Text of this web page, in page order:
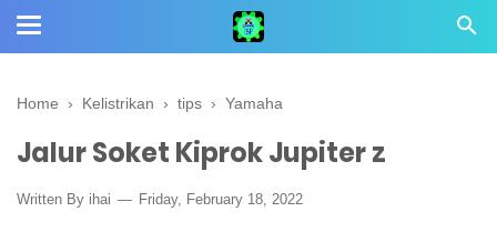
Home › Kelistrikan › tips › Yamaha
Jalur Soket Kiprok Jupiter z
Written By ihai Friday, February 18, 2022